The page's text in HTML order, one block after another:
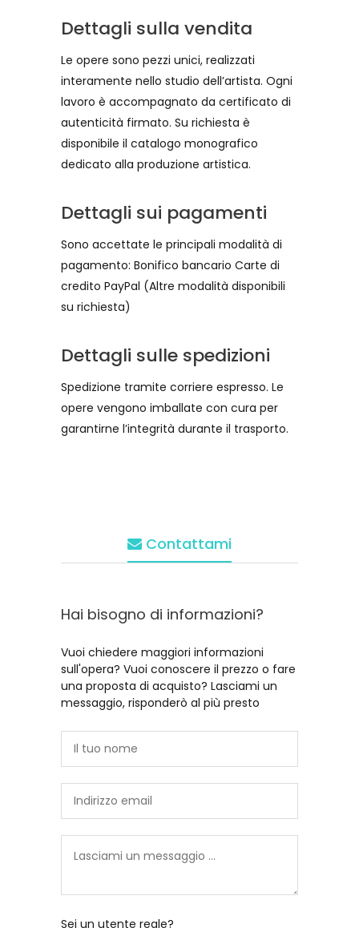
Dettagli sulla vendita
Le opere sono pezzi unici, realizzati
interamente nello studio dell’artista. Ogni
lavoro è accompagnato da certificato di
autenticità firmato. Su richiesta è
disponibile il catalogo monografico
dedicato alla produzione artistica.
Dettagli sui pagamenti
Sono accettate le principali modalità di
pagamento: Bonifico bancario Carte di
credito PayPal (Altre modalità disponibili
su richiesta)
Dettagli sulle spedizioni
Spedizione tramite corriere espresso. Le
opere vengono imballate con cura per
garantirne l’integrità durante il trasporto.
Contattami
Hai bisogno di informazioni?
Vuoi chiedere maggiori informazioni
sull'opera? Vuoi conoscere il prezzo o fare
una proposta di acquisto? Lasciami un
messaggio, risponderò al più presto
Sei un utente reale?